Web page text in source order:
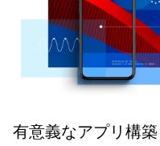
有意義なアプリ構築